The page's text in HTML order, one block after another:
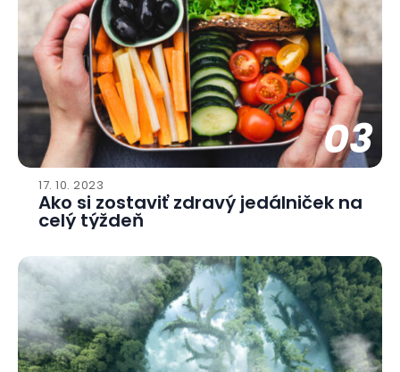
03
17. 10. 2023
Ako si zostaviť zdravý jedálniček na
celý týždeň